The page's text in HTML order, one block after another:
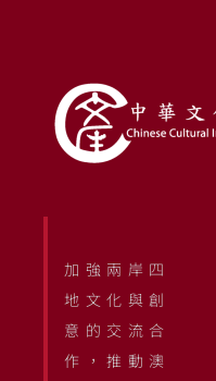
加強兩岸四
地文化與創
意的交流合
作，推動澳